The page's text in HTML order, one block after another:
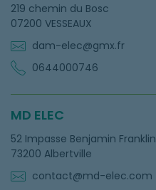
219 chemin du Bosc
07200 VESSEAUX
dam-elec@gmx.fr
0644000746
MD ELEC
52 Impasse Benjamin Franklin
73200 Albertville
contact@md-elec.com